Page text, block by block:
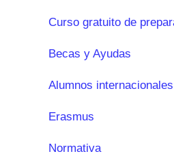
Curso gratuito de
Becas y Ayudas
Alumnos
Erasmus
Normativa